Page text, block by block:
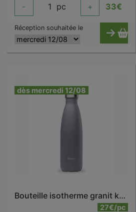
- 1 pc + 33€
Réception souhaitée le
dès mercredi 12/08
Bouteille isotherme granit kaki 500 ml
27€/pc